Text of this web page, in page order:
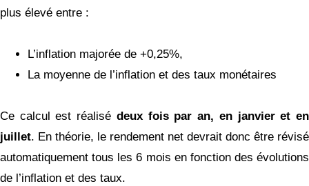
plus élevé entre :
L’inflation majorée de +0,25%,
La moyenne de l’inflation et des taux monétaires
Ce calcul est réalisé deux fois par an, en janvier et en
juillet. En théorie, le rendement net devrait donc être révisé
automatiquement tous les 6 mois en fonction des évolutions
de l’inflation et des taux.